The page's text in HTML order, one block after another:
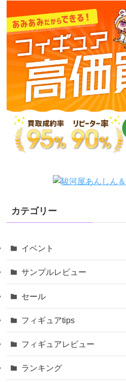
カテゴリー
イベント
サンプルレビュー
セール
フィギュアtips
フィギュアレビュー
ランキング